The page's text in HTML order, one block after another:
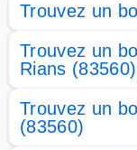
Trouvez un
Trouvez un
Rians (83560)
Trouvez un
(83560)